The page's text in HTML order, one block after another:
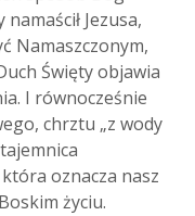
Jezusa,
Namaszczonym,
Święty objawia
I równocześnie
chrztu „z wody
oznacza nasz
życiu.